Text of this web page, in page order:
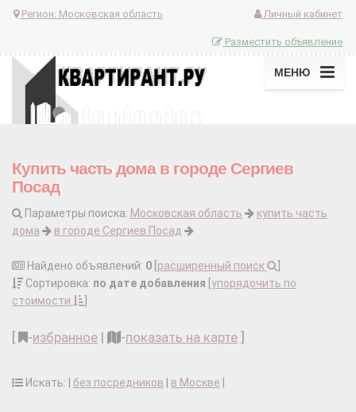
Регион: Московская область Личный кабинет
Разместить объявление
МЕНЮ
Купить часть дома в городе Сергиев
Посад
Параметры поиска: Московская область
купить часть
дома
в городе Сергиев Посад
Найдено объявлений: 0 расширенный поиск
Сортировка: по дате добавления упорядочить по
стоимости
-избранное | -показать на карте
Искать: | без посредников в Москве